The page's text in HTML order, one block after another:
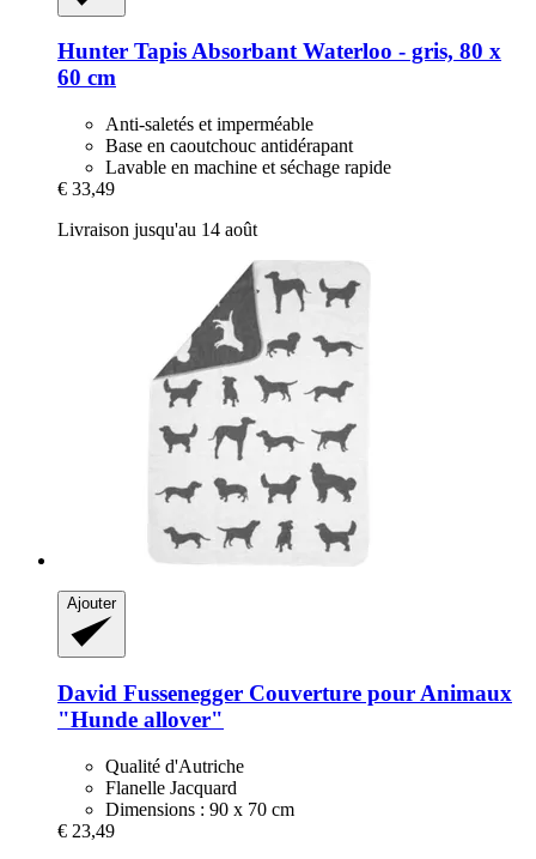
Hunter Tapis Absorbant Waterloo -​ gris, 80 x
60 cm
Anti-saletés et imperméable
Base en caoutchouc antidérapant
Lavable en machine et séchage rapide
€ 33,49
Livraison jusqu'au 14 août
Ajouter
David Fussenegger Couverture pour Animaux
"Hunde allover"
Qualité d'Autriche
Flanelle Jacquard
Dimensions : 90 x 70 cm
€ 23,49